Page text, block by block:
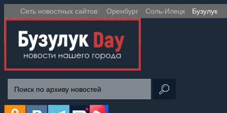
Сеть новостных сайтов: Оренбург Соль-Илецк Бузулук